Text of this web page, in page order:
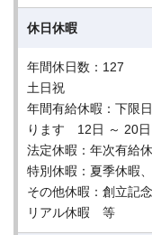
休日休暇
年間休日数：127
土日祝
年間有給休暇：下限
ります 12日 ～ 20日
法定休暇：年次有給
特別休暇：夏季休暇
その他休暇：創立記
リアル休暇 等